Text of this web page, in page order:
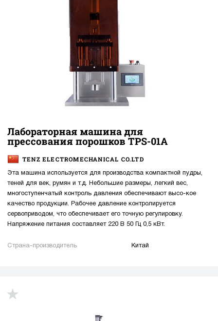
Лабораторная машина для
прессования порошков TPS-01A
TENZ ELECTROMECHANICAL CO.LTD
Эта машина используется для производства компактной пудры,
теней для век, румян и т.д. Небольшие размеры, легкий вес,
многоступенчатый контроль давления обеспечивают высо-кое
качество продукции. Рабочее давление контролируется
сервоприводом, что обеспечивает его точную регулировку.
Напряжение питания составляет 220 В 50 Гц 0,5 кВт.
Страна-производитель Китай